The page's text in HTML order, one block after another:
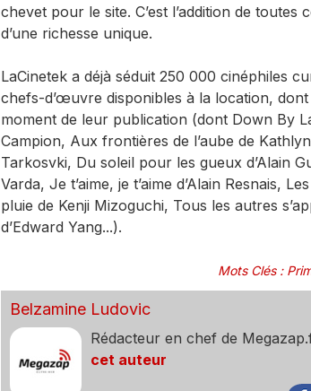
chevet pour le site. C’est l’addition de
d’une richesse unique.
LaCinetek a déjà séduit 250 000 cinéphiles
chefs-d’œuvre disponibles à la location,
moment de leur publication (dont Down By
Campion, Aux frontières de l’aube de
Tarkosvki, Du soleil pour les gueux d’Alain
Varda, Je t’aime, je t’aime d’Alain Resnais,
pluie de Kenji Mizoguchi, Tous les autres
d’Edward Yang...).
Mots Clés:
Belzamine Ludovic
Rédacteur en chef de
cet auteur